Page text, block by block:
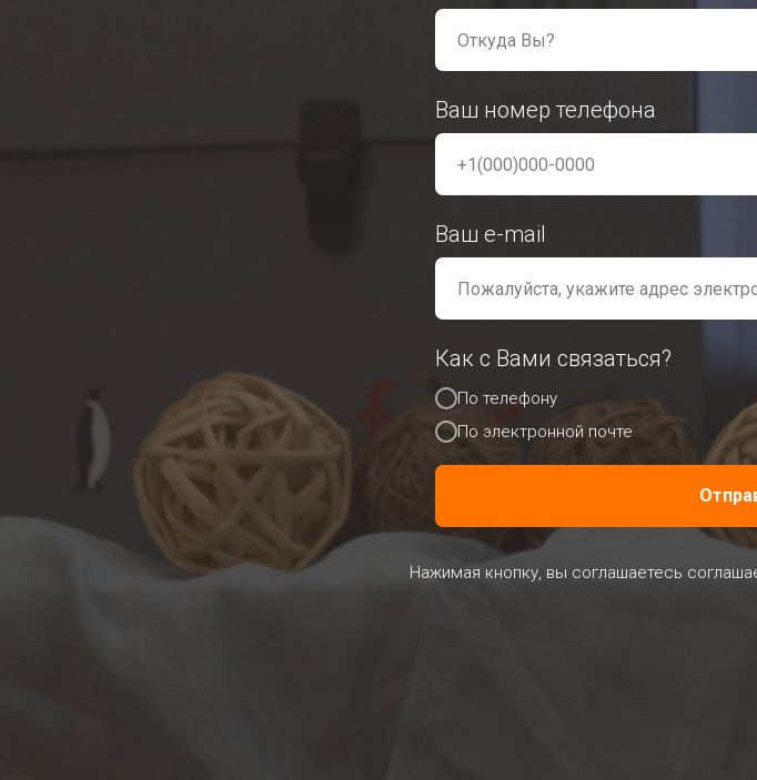
Ваш номер телефона
Ваш e-mail
Как с Вами связаться?
По телефону
По электронной почте
Нажимая кнопку, вы соглашаетесь